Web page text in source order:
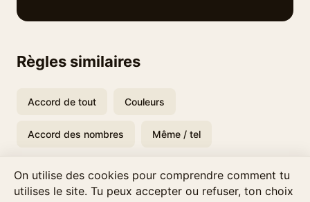
Règles similaires
Accord de tout Couleurs
Accord des nombres Même / tel
On utilise des cookies pour comprendre comment tu
utilises le site. Tu peux accepter ou refuser, ton choix